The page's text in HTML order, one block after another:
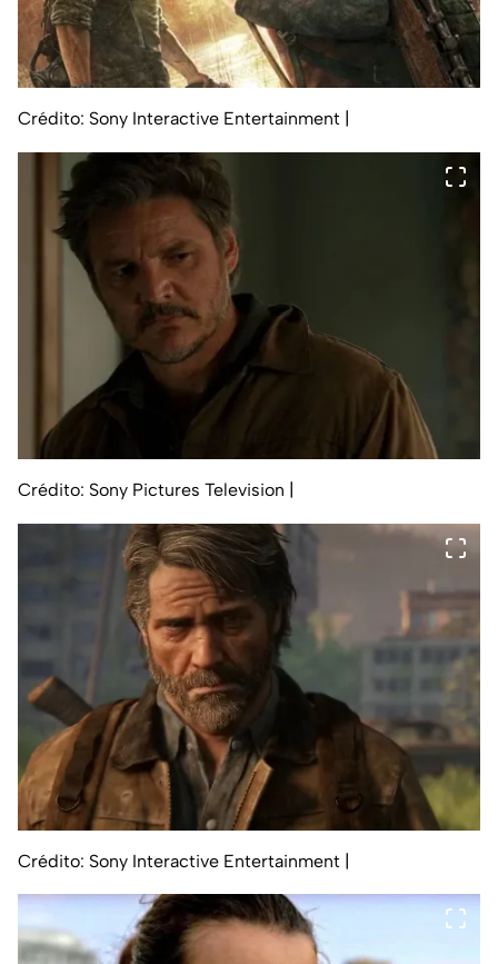
Crédito: Sony Interactive Entertainment
Crédito: Sony Pictures Television |
Crédito: Sony Interactive Entertainment |